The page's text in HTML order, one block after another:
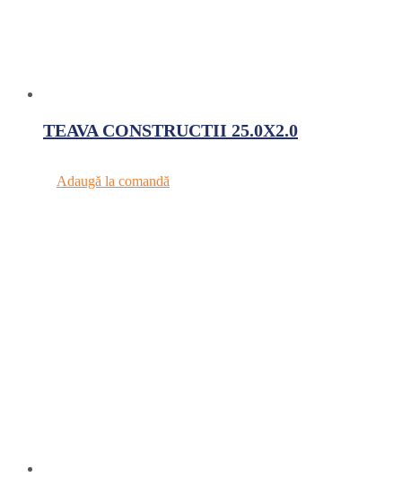
TEAVA CONSTRUCTII 25.0X2.0
Adaugă la comandă